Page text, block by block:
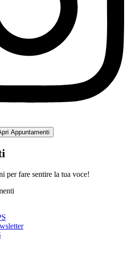
Appuntamenti
per fare sentire la tua voce!